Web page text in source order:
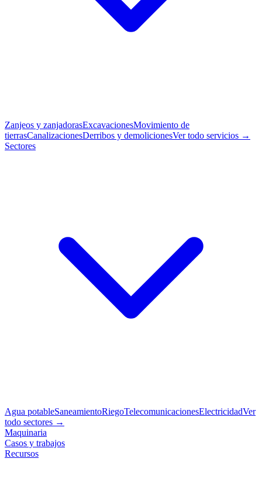
Zanjeos y zanjadorasExcavacionesMovimiento de
tierrasCanalizacionesDerribos y demolicionesVer todo servicios →
Sectores
Agua potableSaneamientoRiegoTelecomunicacionesElectricidadVer
todo sectores →
Maquinaria
Casos y trabajos
Recursos